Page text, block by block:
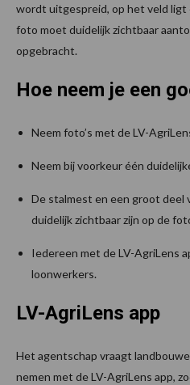
wordt uitgespreid, op het veld
foto moet duidelijk zichtbaar
opgebracht.
Hoe neem je een
Neem foto’s met de LV-
Neem bij voorkeur één
De stalmest en een groot deel
duidelijk zichtbaar zijn op de
Iedereen met de LV-AgriLens
loonwerkers.
LV-AgriLens app
Het agentschap vraagt
nemen met de LV-AgriLens app,